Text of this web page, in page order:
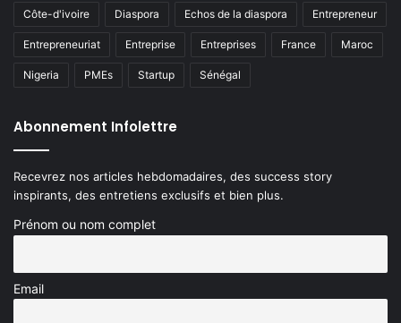
Côte-d'ivoire Diaspora Echos de la diaspora Entrepreneur
Entrepreneuriat Entreprise Entreprises France Maroc
Nigeria PMEs Startup Sénégal
Abonnement Infolettre
Recevrez nos articles hebdomadaires, des success story
inspirants, des entretiens exclusifs et bien plus.
Prénom ou nom complet
Email